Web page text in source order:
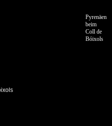
Pyrenäen
beim
Coll de
Bóixols